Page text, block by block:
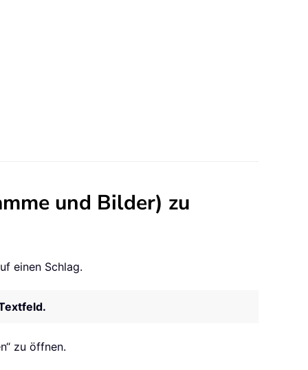
und Bilder) zu
einen Schlag.
zu öffnen.